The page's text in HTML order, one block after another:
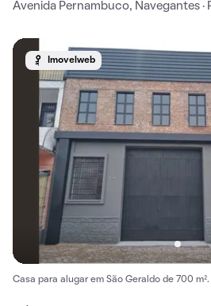
Avenida Pernambuco, Navegantes ·
Imovelweb
Casa para alugar em São Geraldo de 700 m².